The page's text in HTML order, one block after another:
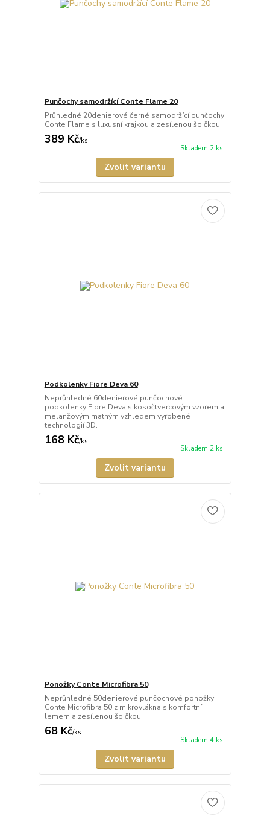
Punčochy samodržící Conte Flame 20
Průhledné 20denierové černé samodržící punčochy
Conte Flame s luxusní krajkou a zesílenou špičkou.
389 Kč/ks
Skladem 2 ks
Zvolit variantu
Podkolenky Fiore Deva 60
Neprůhledné 60denierové punčochové
podkolenky Fiore Deva s kosočtvercovým vzorem a
melanžovým matným vzhledem vyrobené
technologií 3D.
168 Kč/ks
Skladem 2 ks
Zvolit variantu
Ponožky Conte Microfibra 50
Neprůhledné 50denierové punčochové ponožky
Conte Microfibra 50 z mikrovlákna s komfortní
lemem a zesílenou špičkou.
68 Kč/ks
Skladem 4 ks
Zvolit variantu